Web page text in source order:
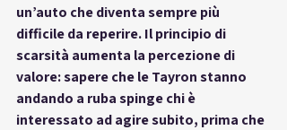
un’auto che diventa sempre più
difficile da reperire. Il principio di
scarsità aumenta la percezione di
valore: sapere che le Tayron stanno
andando a ruba spinge chi è
interessato ad agire subito, prima che